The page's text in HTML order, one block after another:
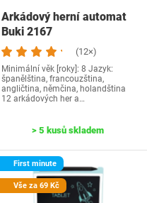
Arkádový herní automat
Buki 2167
(12×)
Minimální věk [roky]: 8 Jazyk:‎
španělština, francouzština,
angličtina, němčina, holandština
12 arkádových her a…
> 5 kusů skladem
First minute
Vše za 69 Kč